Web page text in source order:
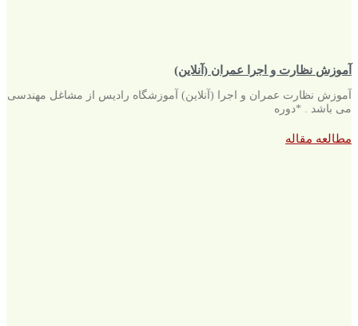
آموزش نظارت و اجرا عمران (آنلاین)
آموزش نظارت عمران و اجرا (آنلاین) آموزشگاه رادیس از مشاغل مهندسی
می باشد . *دوره
مطالعه مقاله